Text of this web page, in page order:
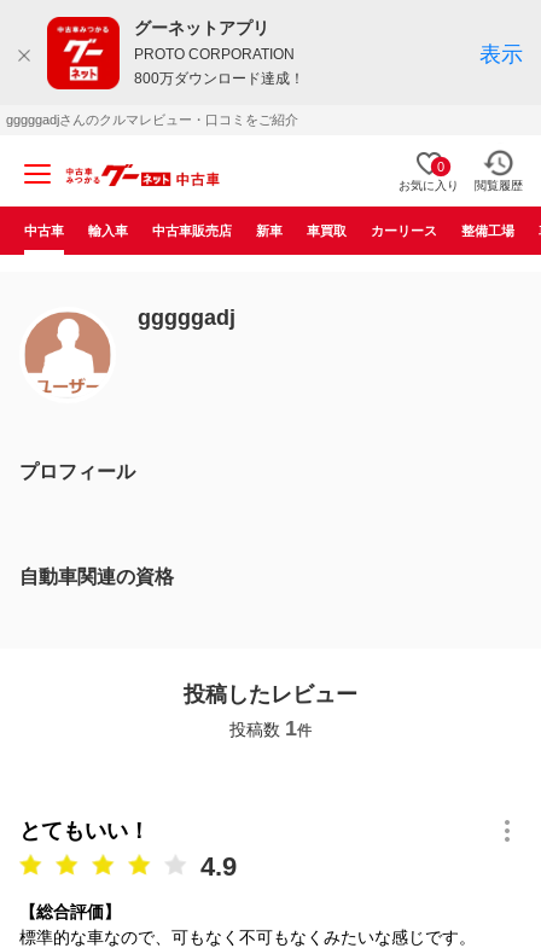
グーネットアプリ
PROTO CORPORATION
800万ダウンロード達成！
表示
gggggadjさんのクルマレビュー・口コミをご紹介
0
お気に入り 閲覧履歴
中古車 輸入車 中古車販売店 新車 車買取 カーリース 整備工場
gggggadj
プロフィール
自動車関連の資格
投稿したレビュー
投稿数 1件
とてもいい！
4.9
【総合評価】
標準的な車なので、可もなく不可もなくみたいな感じです。